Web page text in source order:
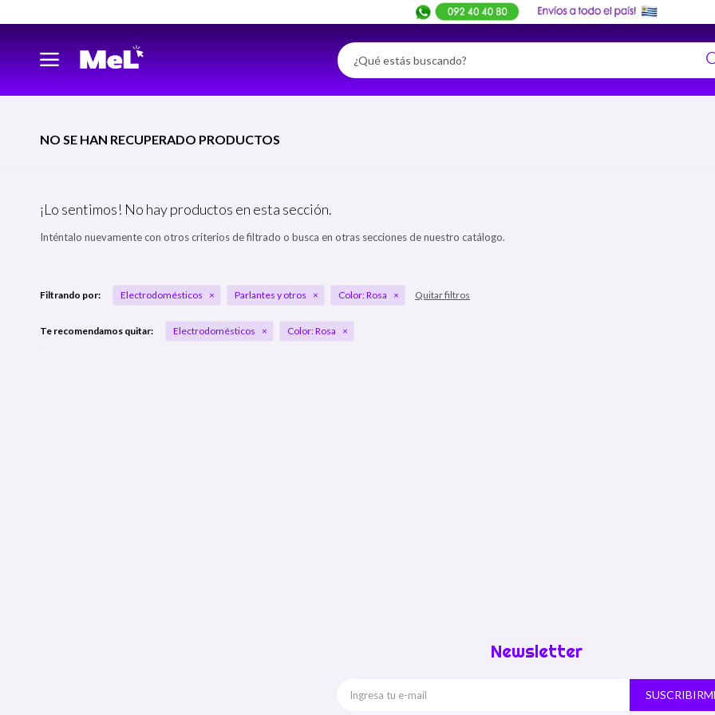
NO SE HAN RECUPERADO PRODUCTOS
¡Lo sentimos! No hay productos en esta sección.
Inténtalo nuevamente con otros criterios de filtrado o busca en otras secciones de nuestro catálogo.
Filtrando por: Electrodomésticos Parlantes y otros Color:Rosa Quitar filtros
Te recomendamos quitar: Electrodomésticos Color:Rosa
Newsletter